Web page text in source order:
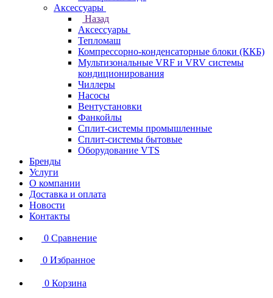
Аксессуары
Назад
Аксессуары
Тепломаш
Компрессорно-конденсаторные блоки (ККБ)
Мультизональные VRF и VRV системы
кондиционирования
Чиллеры
Насосы
Вентустановки
Фанкойлы
Сплит-системы промышленные
Сплит-системы бытовые
Оборудование VTS
Бренды
Услуги
О компании
Доставка и оплата
Новости
Контакты
0 Сравнение
0 Избранное
0 Корзина